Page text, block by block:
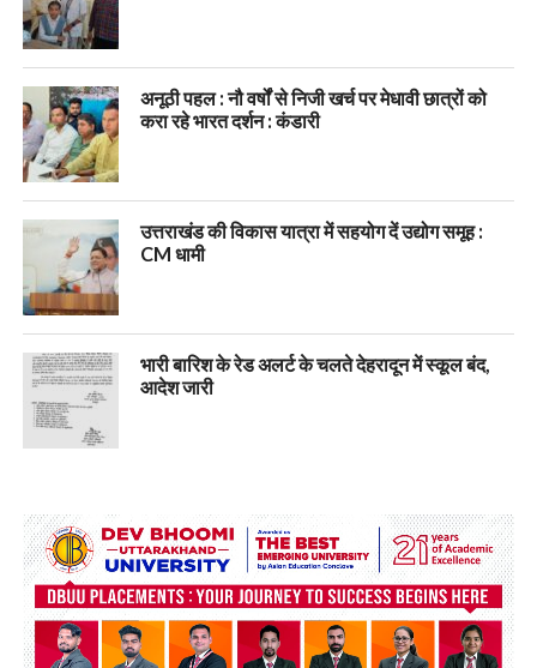
अनूठी पहल : नौ वर्षों से निजी खर्च पर मेधावी छात्रों को
करा रहे भारत दर्शन : कंडारी
उत्तराखंड की विकास यात्रा में सहयोग दें उद्योग समूह :
CM धामी
भारी बारिश के रेड अलर्ट के चलते देहरादून में स्कूल बंद,
आदेश जारी